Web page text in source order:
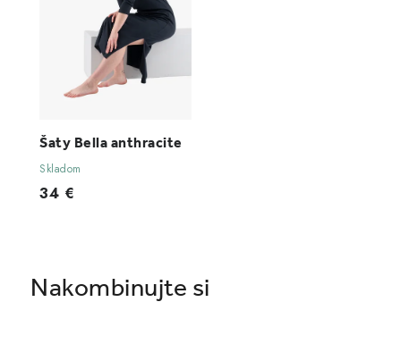
Šaty Bella anthracite
Skladom
34 €